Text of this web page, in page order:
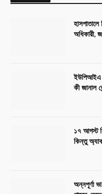
অধিকারী,
ইউপিআইএ
কী জানাল
১৭ আগস্ট
কিন্তু
অন্নপূর্ণা